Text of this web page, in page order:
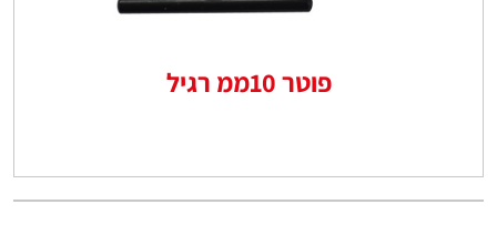
פוטר 10ממ רגיל